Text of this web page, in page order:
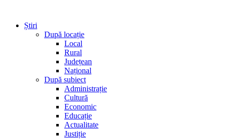
Știri
După locație
Local
Rural
Județean
Național
După subiect
Administrație
Cultură
Economic
Educație
Actualitate
Justiție